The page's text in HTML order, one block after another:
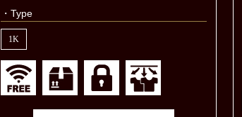
・Type
1K